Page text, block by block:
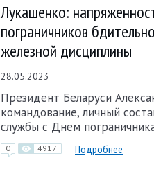
Лукашенко:
пограничников
железной дисциплины
28.05.2023
Президент Беларуси
командование, личный
службы с Днем
0 4917 Подробнее